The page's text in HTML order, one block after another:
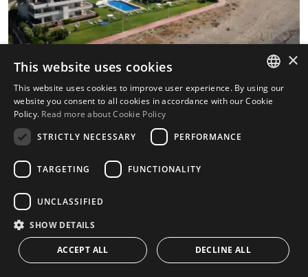
Ground Floor Apartment для продажи
на Guadalmansa Playa, Восточная
Эстепона
Ground Floor Apartment для продажи в
Guadalmansa Playa, Восточная Эстепона с 2
спальни, 2 ванные комнаты, 1 ванная
CONTACT US
ENGLISH
×
This website uses cookies
This website uses cookies to improve user experience. By using our
website you consent to all cookies in accordance with our Cookie
Policy. Read more about Cookie Policy
STRICTLY NECESSARY
PERFORMANCE
TARGETING FUNCTIONALITY
UNCLASSIFIED
SHOW DETAILS
ACCEPT ALL DECLINE ALL